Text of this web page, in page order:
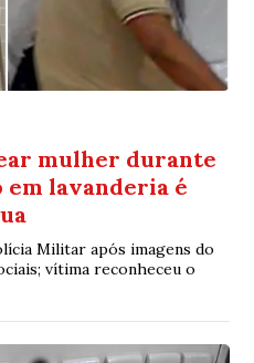
mulher durante
lavanderia é
Militar após imagens do
vítima reconheceu o